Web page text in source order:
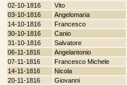
02-10-1816
Vito
03-10-1816
Angelomaria
14-10-1816
Francesco
30-10-1816
Canio
31-10-1816
Salvatore
06-11-1816
Angelantonio
07-11-1816
Francesco Michele
14-11-1816
Nicola
20-11-1816
Giovanni